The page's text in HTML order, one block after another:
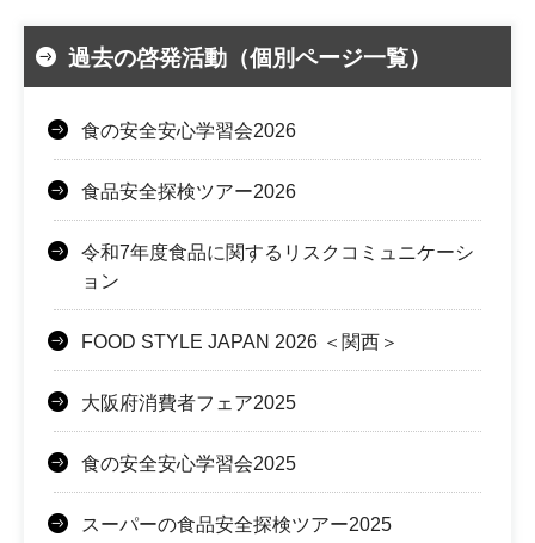
過去の啓発活動（個別ページ一覧）
食の安全安心学習会2026
食品安全探検ツアー2026
令和7年度食品に関するリスクコミュニケーシ
ョン
FOOD STYLE JAPAN 2026 ＜関西＞
大阪府消費者フェア2025
食の安全安心学習会2025
スーパーの食品安全探検ツアー2025